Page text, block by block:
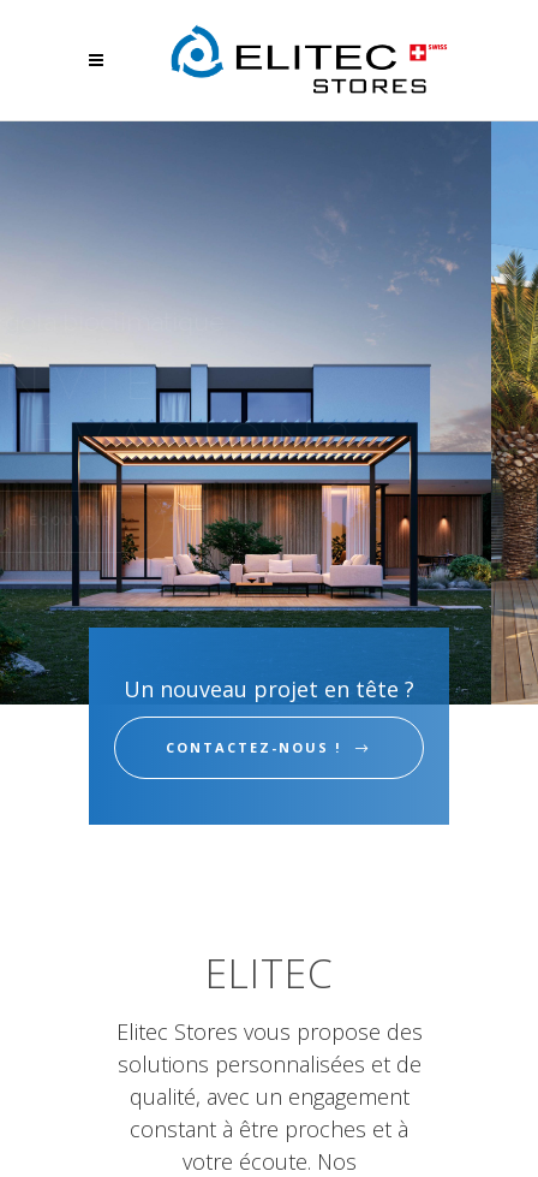
PLUS
CONFORT SUR
MESURE
Un nouveau projet en tête ?
CONTACTEZ-NOUS !
ELITEC
Elitec Stores vous propose des
solutions personnalisées et de
qualité, avec un engagement
constant à être proches et à
votre écoute. Nos